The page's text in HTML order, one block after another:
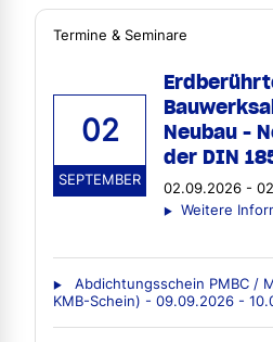
Termine & Seminare
02
SEPTEMBER
Neubau -
der DIN
02.09.2026 -
Weitere
Abdichtungsschein PMBC /
KMB-Schein) - 09.09.2026 -